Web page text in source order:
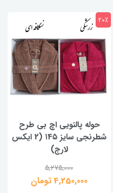
حوله پالتویی اچ بی طرح
شطرنجی سایز ۱4۵ (2 ایکس
لارج)
5,275,000
4,250,000 تومان
20٪